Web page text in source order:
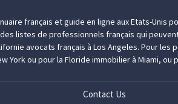
français et guide en ligne aux Etats-Unis
listes de professionnels français qui
avocats français à Los Angeles. Pour les
Yorkou pour la Florideimmobilier à Miami, ou
Contact Us